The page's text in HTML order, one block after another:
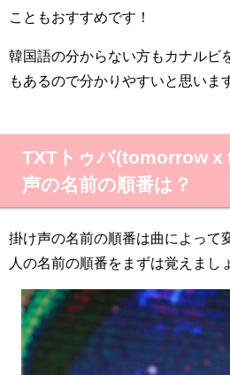
こともおすすめです！
韓国語の分からない方もカナルビ
もあるので分かりやすいと思いま
TXTトゥバ(tomorrow x
声の名前の順番は？
掛け声の名前の順番は曲によって
人の名前の順番をまずは覚えまし